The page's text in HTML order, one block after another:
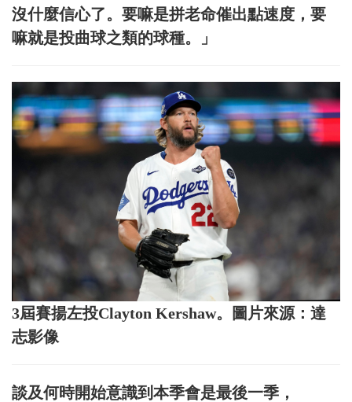
沒什麼信心了。要嘛是拼老命催出點速度，要
嘛就是投曲球之類的球種。」
3屆賽揚左投Clayton Kershaw。圖片來源：達
志影像
談及何時開始意識到本季會是最後一季，